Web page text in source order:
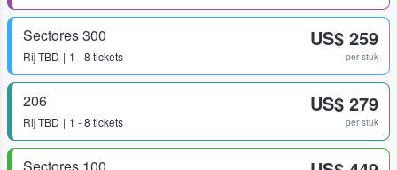
Sectores 300
RijTBD 1 - 8 tickets
US$ 259
per stuk
206
RijTBD 1 - 8 tickets
US$ 279
per stuk